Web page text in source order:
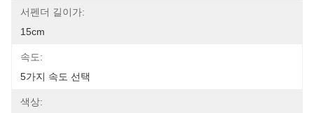
서펜더 길이가:
15cm
속도:
5가지 속도 선택
색상: